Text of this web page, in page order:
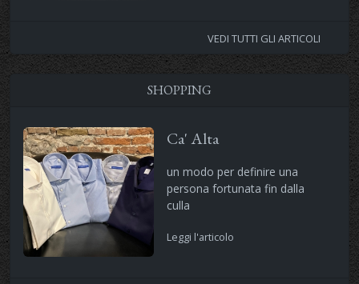
VEDI TUTTI GLI ARTICOLI
SHOPPING
Ca' Alta
un modo per definire una
persona fortunata fin dalla
culla
Leggi l'articolo